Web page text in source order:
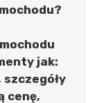
jak:
cenę,